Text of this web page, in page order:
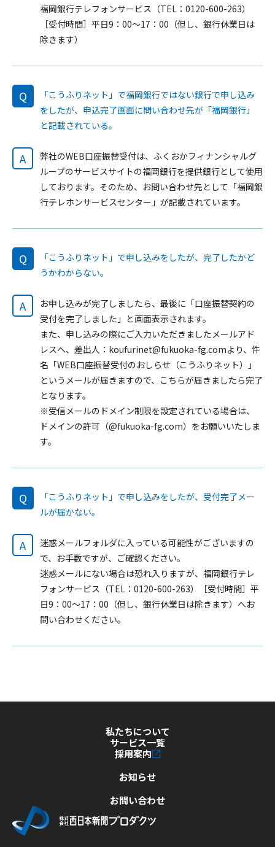
福岡銀行テレフォンサービス（TEL：0120-600-263）
［受付時間］平日9：00～17：00（但し、銀行休業日は
除きます）
Q
「こうふりネット」で福岡銀行ではない銀行で申し込み
をしたが、申込完了画面に問い合わせ先が「福岡銀行」
と記載されている。
A
弊社のWEB口座振替受付は、ふくおかフィナンシャルグ
ループのサービスサイトの福岡銀行を提供銀行として使用
しております。そのため、お問い合わせ先として「福岡銀
行テレホンサービスセンター」が記載されています。
Q
「こうふりネット」で申し込みをしたが、完了したかど
うかわからない。
A
お申し込みが完了しましたら、最後に「口座振替契約の
受付を完了しました」と画面表示されます。
また、申し込みの際にご入力いただきましたメールアド
レスへ、差出人：koufurinet@fukuoka-fg.comより、件
名「WEB口座振替受付のおしらせ（こうふりネット）」
というメールが届きますので、こちらが届きましたら完了
となります。
※受信メールのドメイン制限を設定されている場合は、
ドメインの許可（@fukuoka-fg.com）をお願いいたしま
す。
Q
「こうふりネット」で申し込みをしたが、受付完了メー
ルが届かない。
A
迷惑メールフォルダに入っている可能性がございますの
で、お手数ですが、ご確認ください。
迷惑メールにない場合は恐れ入りますが、福岡銀行テレ
フォンサービス（TEL：0120-600-263）［受付時間］平
日9：00～17：00（但し、銀行休業日は除きます）へお
問い合わせください。
私たちについて
サービス一覧
採用案内
お知らせ
お問い合わせ